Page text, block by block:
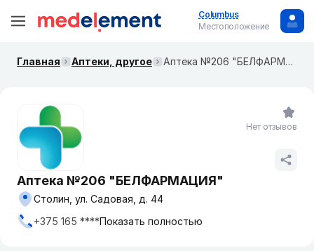
Columbus
Местоположение
Главная Аптеки, другое Аптека №206 "БЕЛФАРМАЦИЯ"
Аптека №206 "БЕЛФАРМАЦИЯ"
Столин, ул. Садовая, д. 44
+375 165 ****Показать полностью
Нет отзывов